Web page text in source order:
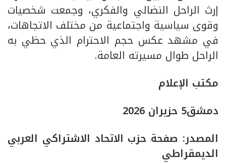
إرث الراحل النضالي والفكري، وجمعت شخصيات
وقوى سياسية واجتماعية من مختلف الاتجاهات،
في مشهد عكس حجم الاحترام الذي حظي به
الراحل طوال مسيرته العامة.
مكتب الإعلام
دمشق5 حزيران 2026
المصدر: صفحة حزب الاتحاد الاشتراكي العربي
الديمقراطي